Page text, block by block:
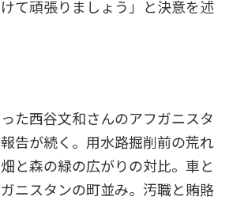
て頑張りましょう」と決意を述
た西谷文和さんのアフガニスタ
告が続く。用水路掘削前の荒れ
と森の緑の広がりの対比。車と
ニスタンの町並み。汚職と賄賂